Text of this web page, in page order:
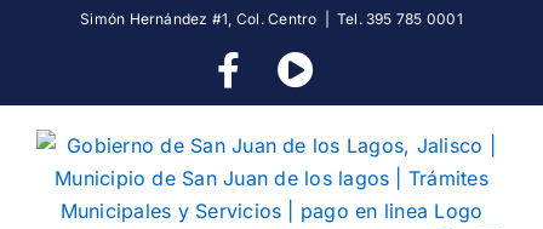
Simón Hernández #1, Col. Centro Tel. 395 785 0001
FacebookYouTube